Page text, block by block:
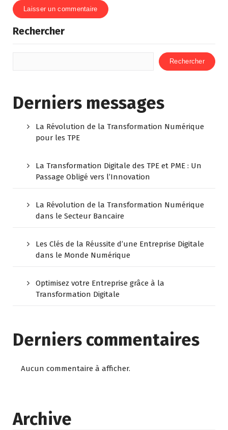
Rechercher
Rechercher
Derniers messages
La Révolution de la Transformation Numérique
pour les TPE
La Transformation Digitale des TPE et PME : Un
Passage Obligé vers l’Innovation
La Révolution de la Transformation Numérique
dans le Secteur Bancaire
Les Clés de la Réussite d’une Entreprise Digitale
dans le Monde Numérique
Optimisez votre Entreprise grâce à la
Transformation Digitale
Derniers commentaires
Aucun commentaire à afficher.
Archive